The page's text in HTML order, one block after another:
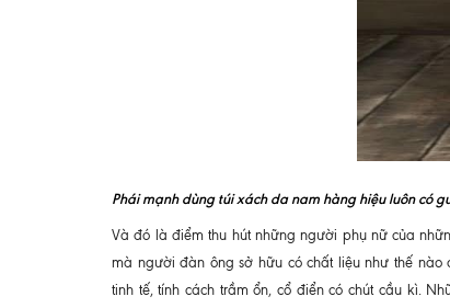
Phái mạnh dùng túi xách da nam hàng hiệu luôn có
Và đó là điểm thu hút những người phụ nữ của
mà người đàn ông sở hữu có chất liệu như thế
tinh tế, tính cách trầm ổn, cổ điển có chút cầu kì.